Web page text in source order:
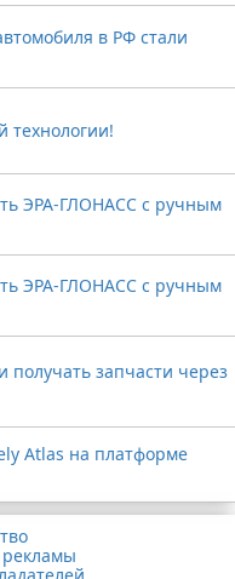
в РФ стали
технологии!
ЭРА-ГЛОНАСС с ручным
ЭРА-ГЛОНАСС с ручным
запчасти через
Atlas на платформе